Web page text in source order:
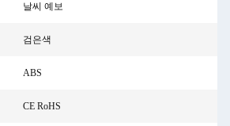
날씨 예보
검은색
ABS
CE RoHS